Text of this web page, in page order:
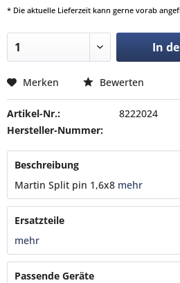
* Die aktuelle Lieferzeit kann gerne vorab
In
Merken Bewerten
Artikel-Nr.:
8222024
Hersteller-Nummer:
Beschreibung
Martin Split pin 1,6x8 mehr
Ersatzteile
mehr
Passende Geräte